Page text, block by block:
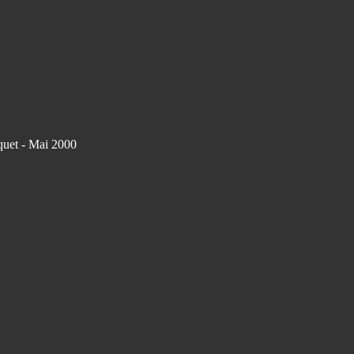
- Mai 2000